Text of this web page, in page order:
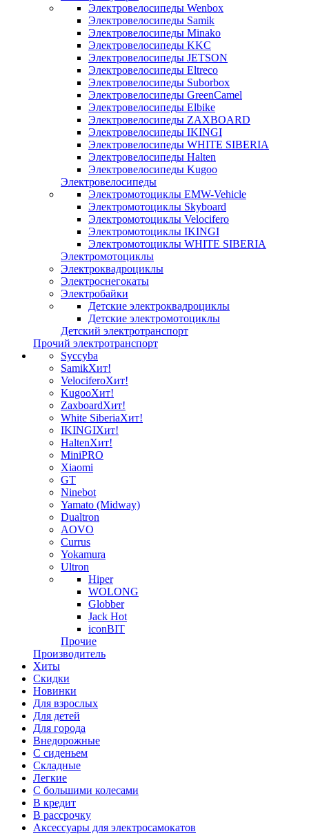
Электровелосипеды Wenbox
Электровелосипеды Samik
Электровелосипеды Minako
Электровелосипеды KKC
Электровелосипеды JETSON
Электровелосипеды Eltreco
Электровелосипеды Suborbox
Электровелосипеды GreenCamel
Электровелосипеды Elbike
Электровелосипеды ZAXBOARD
Электровелосипеды IKINGI
Электровелосипеды WHITE SIBERIA
Электровелосипеды Halten
Электровелосипеды Kugoo
Электровелосипеды
Электромотоциклы EMW-Vehicle
Электромотоциклы Skyboard
Электромотоциклы Velocifero
Электромотоциклы IKINGI
Электромотоциклы WHITE SIBERIA
Электромотоциклы
Электроквадроциклы
Электроснегокаты
Электробайки
Детские электроквадроциклы
Детские электромотоциклы
Детский электротранспорт
Прочий электротранспорт
Syccyba
SamikХит!
VelociferoХит!
KugooХит!
ZaxboardХит!
White SiberiaХит!
IKINGIХит!
HaltenХит!
MiniPRO
Xiaomi
GT
Ninebot
Yamato (Midway)
Dualtron
AOVO
Currus
Yokamura
Ultron
Hiper
WOLONG
Globber
Jack Hot
iconBIT
Прочие
Производитель
Хиты
Скидки
Новинки
Для взрослых
Для детей
Для города
Внедорожные
С сиденьем
Складные
Легкие
С большими колесами
В кредит
В рассрочку
Аксессуары для электросамокатов